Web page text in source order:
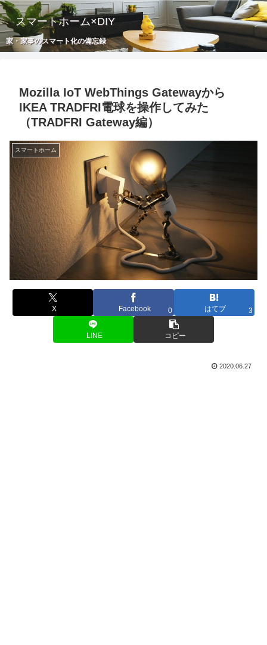
スマートホーム×DIY
家・家事のスマート化の備忘録
Mozilla IoT WebThings Gatewayから
IKEA TRADFRI電球を操作してみた
（TRADFRI Gateway編）
スマートホーム
X Facebook 0 はてブ 3
LINE コピー
2020.06.27